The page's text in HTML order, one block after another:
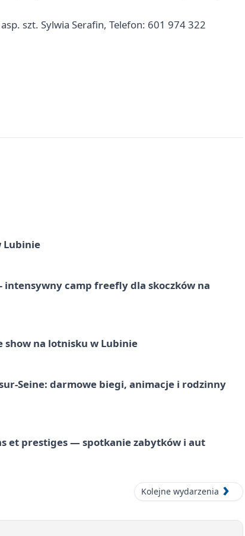
asp. szt. Sylwia Serafin, Telefon: 601 974 322
Lubinie
intensywny camp freefly dla skoczków na
show na lotnisku w Lubinie
Seine: darmowe biegi, animacje i rodzinny
et prestiges — spotkanie zabytków i aut
Kolejne wydarzenia